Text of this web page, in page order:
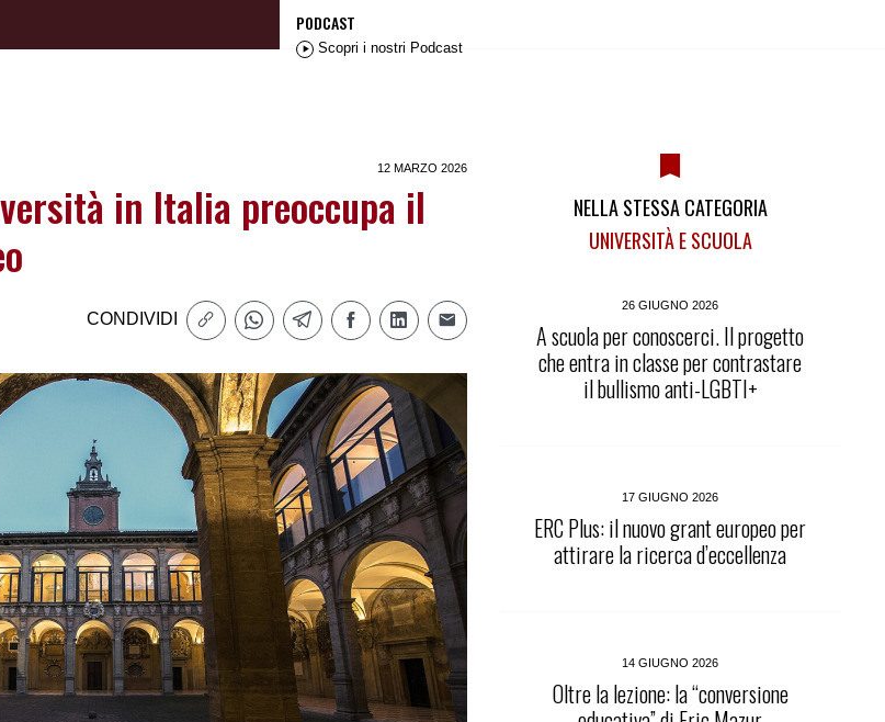
PODCAST
Scopri i nostri Podcast
12 MARZO 2026
in Italia preoccupa il
CONDIVIDI
NELLA STESSA CATEGORIA
UNIVERSITÀ E SCUOLA
26 GIUGNO 2026
A scuola per conoscerci. Il progetto
che entra in classe per contrastare
il bullismo anti-LGBTI+
17 GIUGNO 2026
ERC Plus: il nuovo grant europeo per
attirare la ricerca d’eccellenza
14 GIUGNO 2026
Oltre la lezione: la “conversione